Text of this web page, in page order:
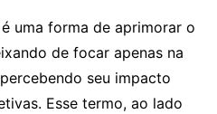
uma forma de aprimorar o
de focar apenas na
seu impacto
Esse termo, ao lado